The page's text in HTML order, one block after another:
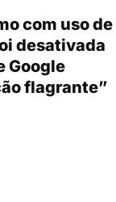
com uso de
desativada
Google
flagrante”